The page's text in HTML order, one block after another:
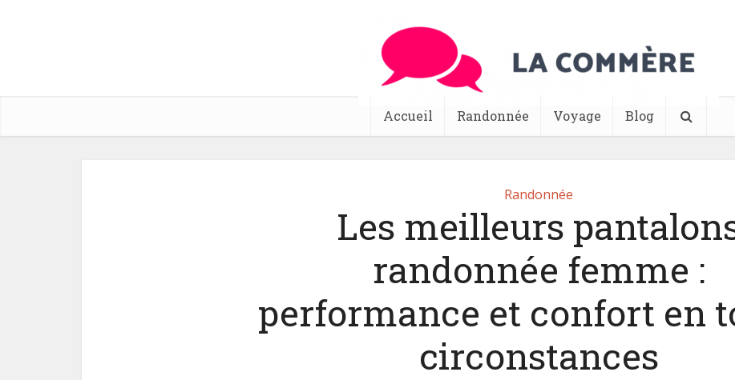
Accueil Randonnée Voyage Blog
Randonnée
Les meilleurs
randonnée femme :
performance et confort en
circonstances